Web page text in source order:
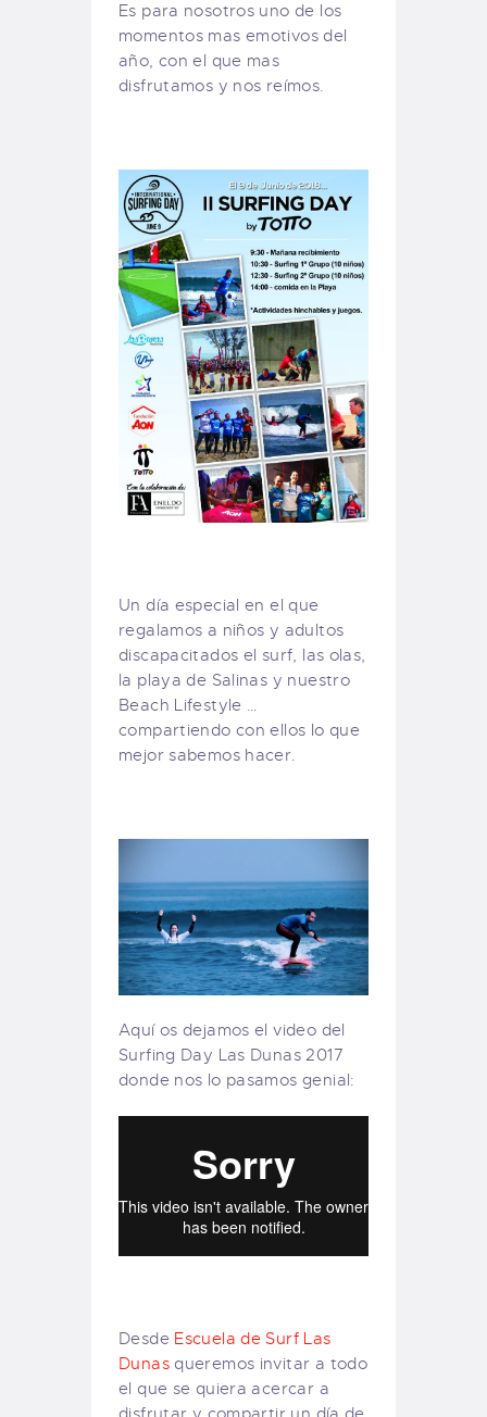
Es para nosotros uno de los
momentos mas emotivos del
año, con el que mas
disfrutamos y nos reímos.
Un día especial en el que
regalamos a niños y adultos
discapacitados el surf, las olas,
la playa de Salinas y nuestro
Beach Lifestyle …
compartiendo con ellos lo que
mejor sabemos hacer.
Aquí os dejamos el video del
Surfing Day Las Dunas 2017
donde nos lo pasamos genial:
Desde Escuela de Surf Las
Dunasqueremos invitar a todo
el que se quiera acercar a